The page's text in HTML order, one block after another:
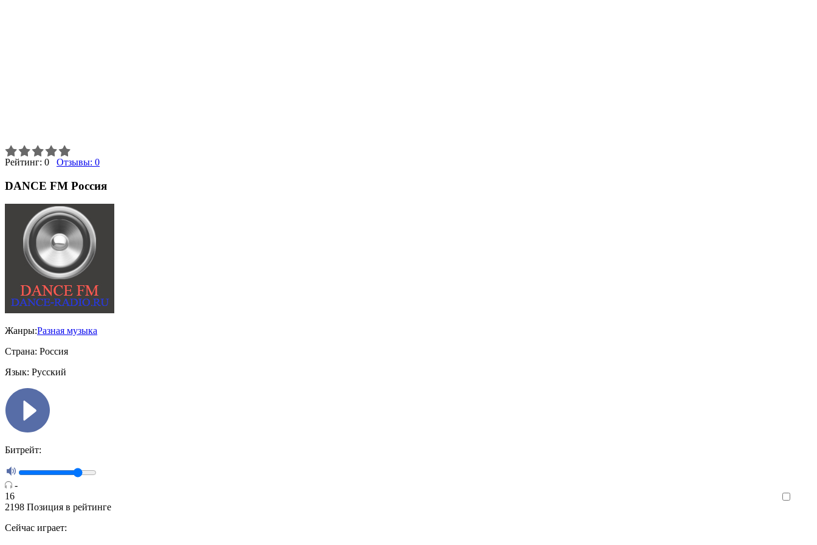
Рейтинг: 0 Отзывы: 0
DANCE FM Россия
Жанры:Разная музыка
Страна: Россия
Язык: Русский
Битрейт:
-
16
2198 Позиция в рейтинге
Сейчас играет: